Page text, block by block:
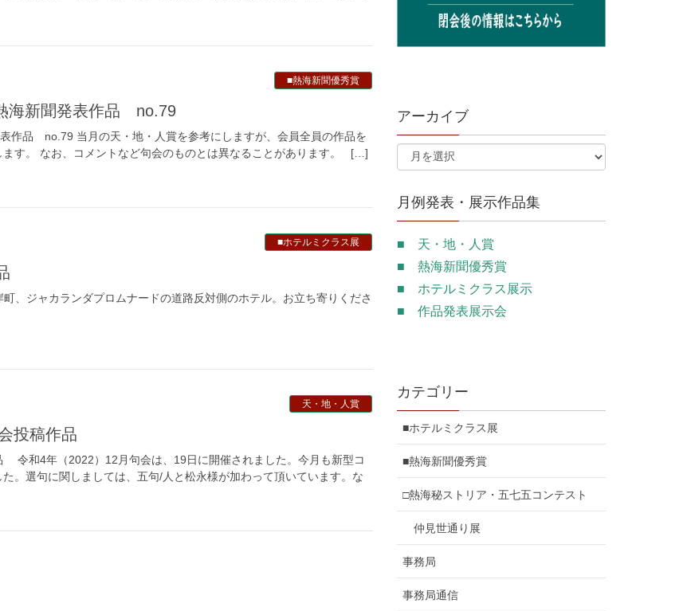
■熱海新聞優秀賞
海新聞発表作品 no.79
作品 no.79 当月の天・地・人賞を参考にしますが、会員全員の作品を
ます。 なお、コメントなど句会のものとは異なることがあります。 […]
■ホテルミクラス展
ジャカランダプロムナードの道路反対側のホテル。お立ち寄りくださ
天・地・人賞
投稿作品
令和4年（2022）12月句会は、19日に開催されました。今月も新型コ
。選句に関しましては、五句/人と松永様が加わって頂いています。な
アーカイブ
月例発表・展示作品集
■ 天・地・人賞
■ 熱海新聞優秀賞
■ ホテルミクラス展示
■ 作品発表展示会
カテゴリー
■ホテルミクラス展
■熱海新聞優秀賞
□熱海秘ストリア・五七五コンテスト
仲見世通り展
事務局
事務局通信